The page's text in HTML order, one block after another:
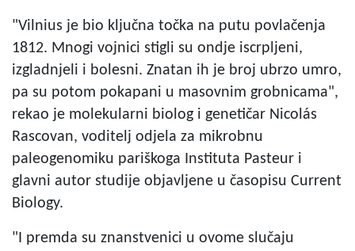
"Vilnius je bio ključna točka na putu povlačenja
1812. Mnogi vojnici stigli su ondje iscrpljeni,
izgladnjeli i bolesni. Znatan ih je broj ubrzo umro,
pa su potom pokapani u masovnim grobnicama",
rekao je molekularni biolog i genetičar Nicolás
Rascovan, voditelj odjela za mikrobnu
paleogenomiku pariškoga Instituta Pasteur i
glavni autor studije objavljene u časopisu Current
Biology.
"I premda su znanstvenici u ovome slučaju